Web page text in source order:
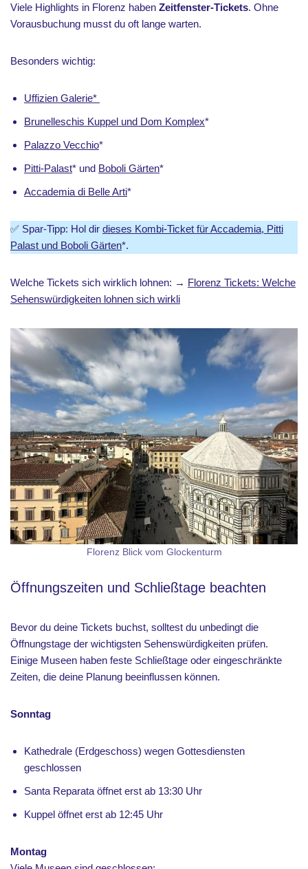
Viele Highlights in Florenz haben Zeitfenster-Tickets. Ohne
Vorausbuchung musst du oft lange warten.
Besonders wichtig:
Uffizien Galerie*
Brunelleschis Kuppel und Dom Komplex*
Palazzo Vecchio*
Pitti-Palast* und Boboli Gärten*
Accademia di Belle Arti*
✅ Spar-Tipp: Hol dir dieses Kombi-Ticket für Accademia, Pitti
Palast und Boboli Gärten*.
Welche Tickets sich wirklich lohnen: → Florenz Tickets: Welche
Sehenswürdigkeiten lohnen sich wirkli
Florenz Blick vom Glockenturm
Öffnungszeiten und Schließtage beachten
Bevor du deine Tickets buchst, solltest du unbedingt die
Öffnungstage der wichtigsten Sehenswürdigkeiten prüfen.
Einige Museen haben feste Schließtage oder eingeschränkte
Zeiten, die deine Planung beeinflussen können.
Sonntag
Kathedrale (Erdgeschoss) wegen Gottesdiensten
geschlossen
Santa Reparata öffnet erst ab 13:30 Uhr
Kuppel öffnet erst ab 12:45 Uhr
Montag